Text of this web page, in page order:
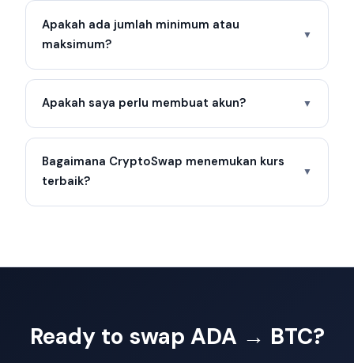
Apakah ada jumlah minimum atau
maksimum?
▼
Apakah saya perlu membuat akun? ▼
Bagaimana CryptoSwap menemukan kurs
terbaik?
▼
Ready to swap ADA → BTC?